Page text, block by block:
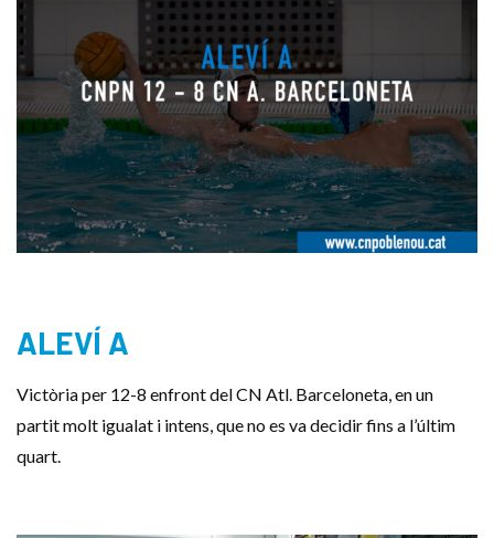
ALEVÍ A
Victòria per 12-8 enfront delCN Atl. Barceloneta, en un
partit molt igualat i intens, que no es va decidir fins a l’últim
quart.